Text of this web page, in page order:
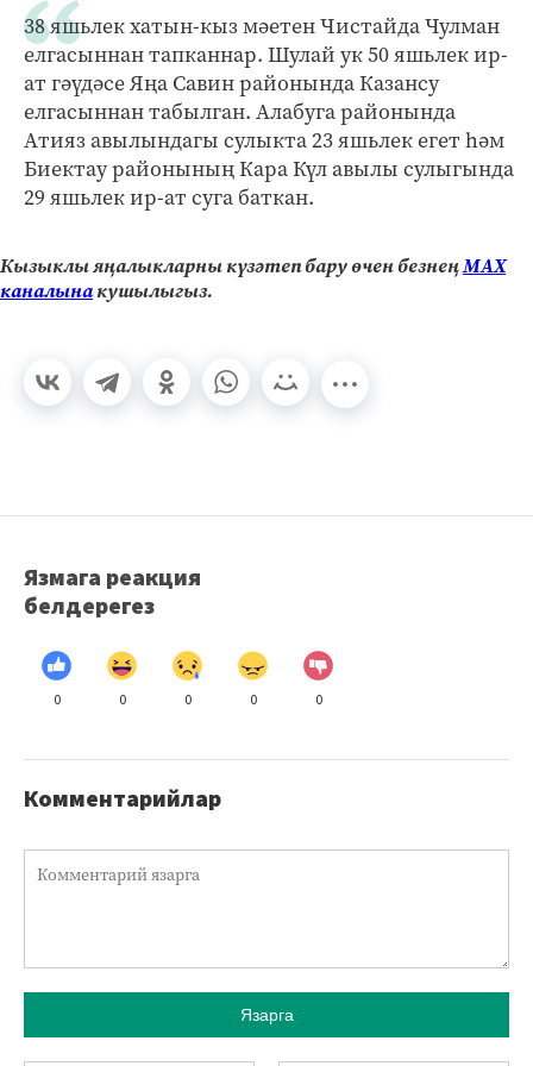
38 яшьлек хатын-кыз мәетен Чистайда Чулман
елгасыннан тапканнар. Шулай ук 50 яшьлек ир-
ат гәүдәсе Яңа Савин районында Казансу
елгасыннан табылган. Алабуга районында
Атияз авылындагы сулыкта 23 яшьлек егет һәм
Биектау районының Кара Күл авылы сулыгында
29 яшьлек ир-ат суга баткан.
Кызыклы яңалыкларны күзәтеп бару өчен безнеңМАХ
каналынакушылыгыз.
Язмага реакция
белдерегез
0 0 0 0 0
Комментарийлар
Язарга